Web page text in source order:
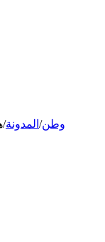
وطن/ المدونة/